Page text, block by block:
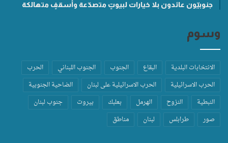
جنوبيّون عائدون بلا خيارات لبيوتٍ متصدّعة وأسقفٍ متهالكة
وسوم
الانتخابات البلدية البقاع الجنوب الجنوب اللبناني
الحرب
الحرب الاسرائيلية
الحرب الاسرائيلية على لبنان
الضاحية الجنوبية
النبطية
النزوح الهرمل بعلبك بيروت
جنوب لبنان
صور
طرابلس لبنان مناطق